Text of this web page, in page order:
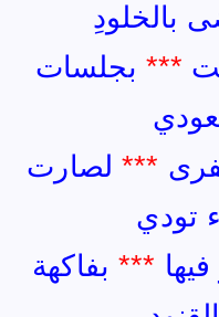
بالخلودِ
*** بجلسات
***لصارت
تودي
***بفاكهة